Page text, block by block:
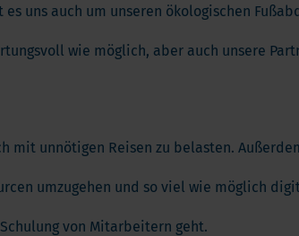
Omega
Vitamin D3
Vitamin-Testen
Jod, Kalium, Kupfer, Selen
uns auch um unseren ökologischen
wie möglich, aber auch unsere
mit unnötigen Reisen zu belasten.
umzugehen und so viel wie möglich
von Mitarbeitern geht.